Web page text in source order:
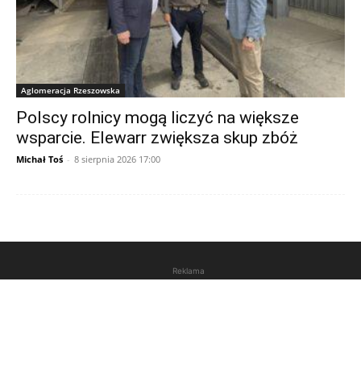
Aglomeracja Rzeszowska
Polscy rolnicy mogą liczyć na większe
wsparcie. Elewarr zwiększa skup zbóż
Michał Toś - 8 sierpnia 2026 17:00
Reklama